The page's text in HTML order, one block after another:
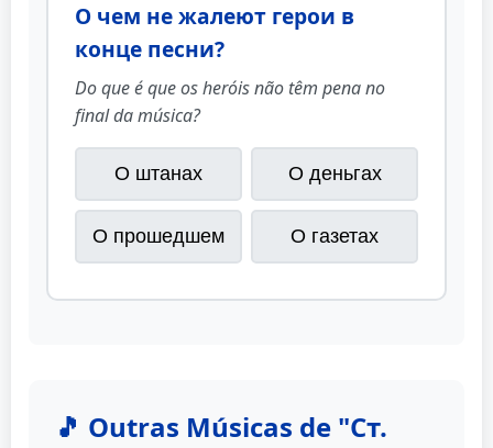
О чем не жалеют герои в
конце песни?
Do que é que os heróis não têm pena no
final da música?
О штанах О деньгах
О прошедшем О газетах
🎵 Outras Músicas de "Ст.